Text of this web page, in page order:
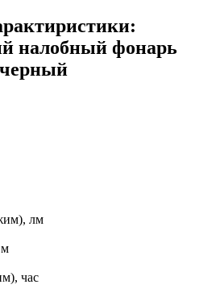
налобный фонарь
лм
час